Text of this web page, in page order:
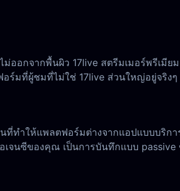
อกจากพื้นผิว 17live สตรีมเมอร์พรีเมีย
ร์มที่ผู้ชมที่ไม่ใช่ 17live ส่วนใหญ่อยู่จริง
ทำให้แพลตฟอร์มต่างจากแอปแบบบริกา
เจนซีของคุณ เป็นการบันทึกแบบ